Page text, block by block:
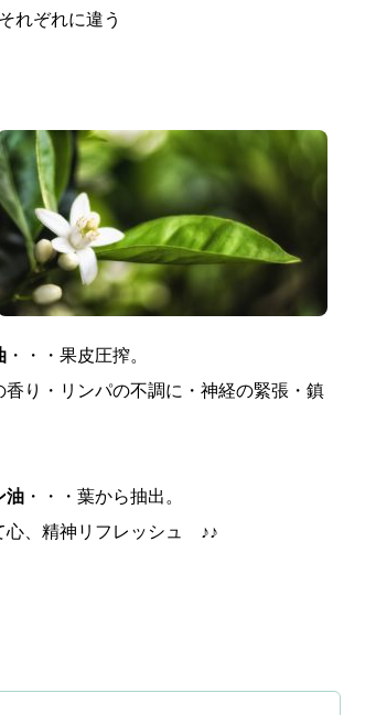
れぞれに違う
・・・果皮圧搾。
香り・リンパの不調に・神経の緊張・鎮
油・・・葉から抽出。
心、精神リフレッシュ ♪♪